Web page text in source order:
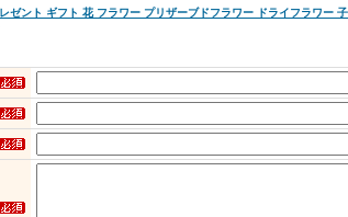
ゼント ギフト 花 フラワー プリザーブドフラワー ドライフラワー